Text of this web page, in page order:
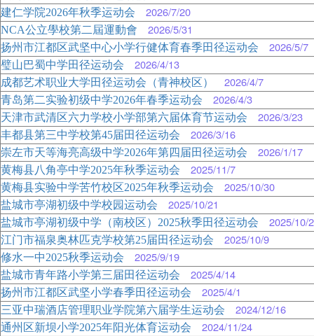
建仁学院2026年秋季运动会 2026/7/20
NCA公立學校第二屆運動會 2026/5/31
扬州市江都区武坚中心小学行健体育春季田径运动会 2026/5/7
璧山巴蜀中学田径运动会 2026/4/13
成都艺术职业大学田径运动会（青神校区） 2026/4/7
青岛第二实验初级中学2026年春季运动会 2026/4/3
天津市武清区六力学校小学部第六届体育节运动会 2026/3/23
丰都县第三中学校第45届田径运动会 2026/3/16
崇左市天等海亮高级中学2026年第四届田径运动会 2026/1/17
黄梅县八角亭中学2025年秋季运动会 2025/11/7
黄梅县实验中学苦竹校区2025年秋季运动会 2025/10/30
盐城市亭湖初级中学校园运动会 2025/10/21
盐城市亭湖初级中学（南校区）2025秋季田径运动会 2025/10/
江门市福泉奥林匹克学校第25届田径运动会 2025/10/9
修水一中2025秋季运动会 2025/9/19
盐城市青年路小学第三届田径运动会 2025/4/14
扬州市江都区武坚小学春季田径运动会 2025/4/1
三亚中瑞酒店管理职业学院第六届学生运动会 2024/12/16
通州区新坝小学2025年阳光体育运动会 2024/11/24